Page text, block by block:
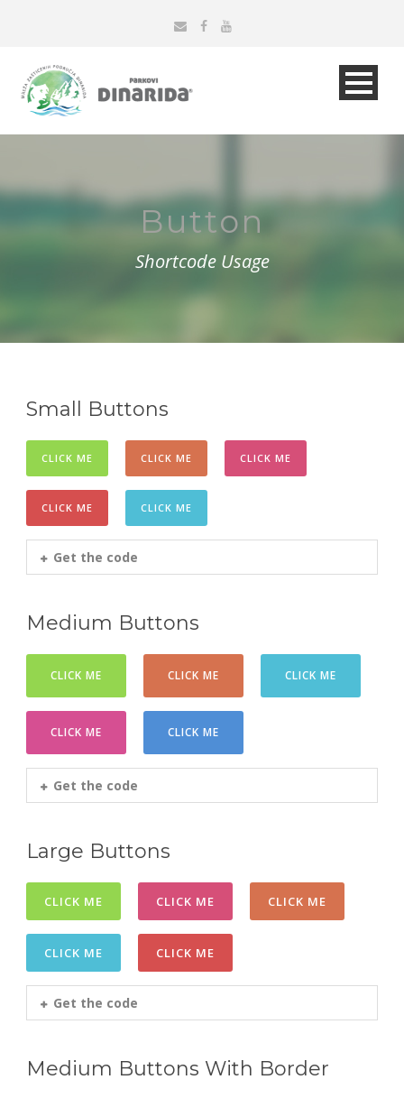
Button
Shortcode Usage
Small Buttons
CLICK ME CLICK ME CLICK ME
CLICK ME CLICK ME
Get the code
Medium Buttons
CLICK ME CLICK ME CLICK ME
CLICK ME CLICK ME
Get the code
Large Buttons
CLICK ME CLICK ME CLICK ME
CLICK ME CLICK ME
Get the code
Medium Buttons With Border